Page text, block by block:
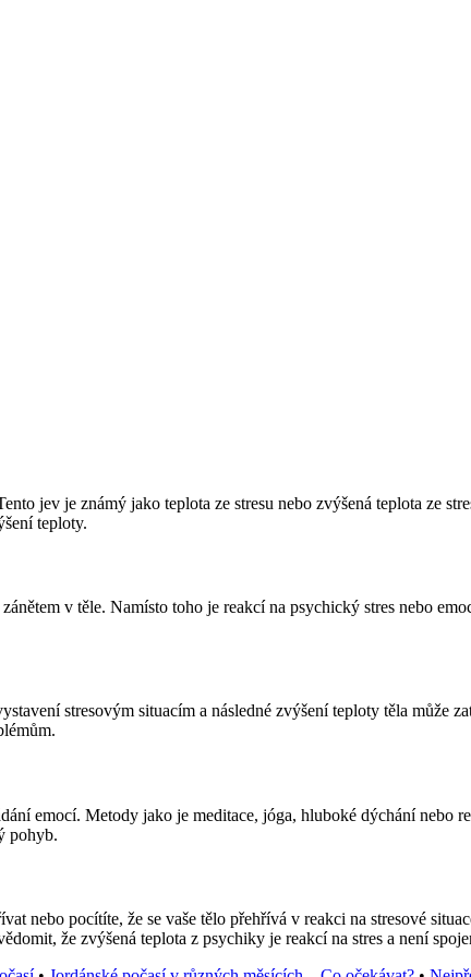
jev je známý jako teplota ze stresu nebo zvýšená teplota ze
teploty.
v těle. Namísto toho je reakcí na psychický stres nebo
stresovým situacím a následné zvýšení teploty těla může
emocí. Metody jako je meditace, jóga, hluboké dýchání nebo
pohyb.
nebo pocítíte, že se vaše tělo přehřívá v reakci na stresové
že zvýšená teplota z psychiky je reakcí na stres a není